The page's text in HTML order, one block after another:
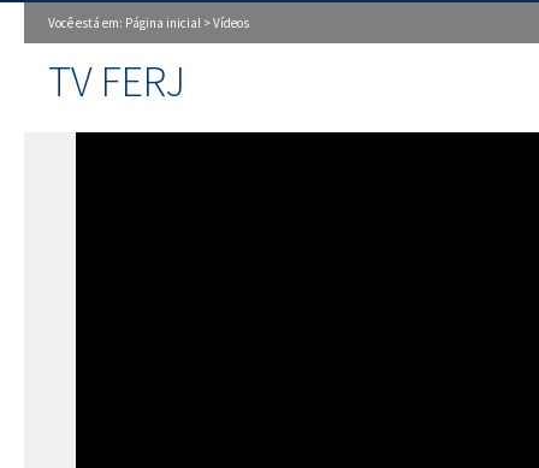
Você está em: Página inicial >Vídeos
TV FERJ